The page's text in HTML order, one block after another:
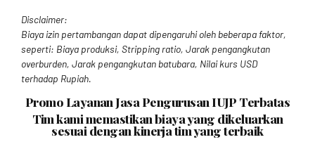
Disclaimer:
Biaya izin pertambangan dapat dipengaruhi oleh beberapa faktor,
seperti: Biaya produksi, Stripping ratio, Jarak pengangkutan
overburden, Jarak pengangkutan batubara, Nilai kurs USD
terhadap Rupiah.
Promo Layanan Jasa Pengurusan IUJP Terbatas
Tim kami memastikan biaya yang dikeluarkan
sesuai dengan kinerja tim yang terbaik